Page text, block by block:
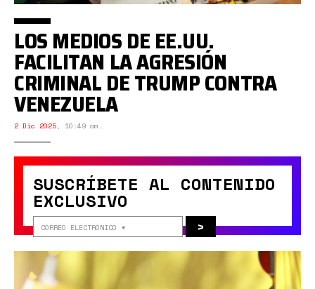
SUSCRÍBETE AL CONTENIDO
EXCLUSIVO
>
LOS MEDIOS DE EE.UU.
FACILITAN LA AGRESIÓN
CRIMINAL DE TRUMP CONTRA
VENEZUELA
2 Dic 2025, 10:49 am.